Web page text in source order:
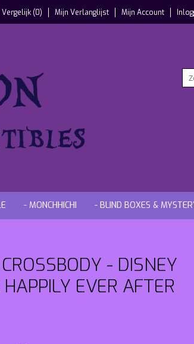
Vergelijk (0) Mijn Verlanglijst Mijn Account
- MONCHHICHI - BLIND BOXES &
- DISNEY
EVER AFTER